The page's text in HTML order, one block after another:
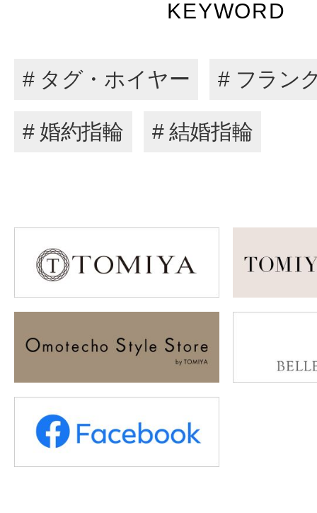
KEYWORD
# タグ・ホイヤー # フラン
# 婚約指輪 # 結婚指輪